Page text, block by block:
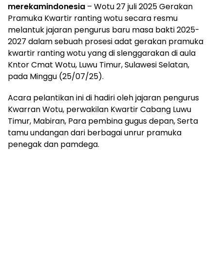
merekamindonesia – Wotu 27 juli 2025 Gerakan
Pramuka Kwartir ranting wotu secara resmu
melantuk jajaran pengurus baru masa bakti 2025-
2027 dalam sebuah prosesi adat gerakan pramuka
kwartir ranting wotu yang di slenggarakan di aula
Kntor Cmat Wotu, Luwu Timur, Sulawesi Selatan,
pada Minggu (25/07/25).
Acara pelantikan ini di hadiri oleh jajaran pengurus
Kwarran Wotu, perwakilan Kwartir Cabang Luwu
Timur, Mabiran, Para pembina gugus depan, Serta
tamu undangan dari berbagai unrur pramuka
penegak dan pamdega.